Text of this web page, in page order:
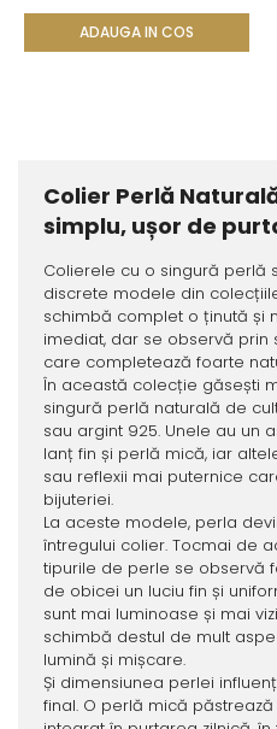
ADAUGA IN COS
Colier Perlă
simplu, ușor de
Colierele cu o singură perlă
discrete modele din
schimbă complet o ținută și
imediat, dar se observă prin
care completează foarte
În această colecție găsești
singură perlă naturală de
sau argint 925. Unele au un
lanț fin și perlă mică, iar
sau reflexii mai puternice
bijuteriei.
La aceste modele, perla
întregului colier. Tocmai de
tipurile de perle se observă
de obicei un luciu fin și
sunt mai luminoase și mai
schimbă destul de mult
lumină și mișcare.
Și dimensiunea perlei
final. O perlă mică